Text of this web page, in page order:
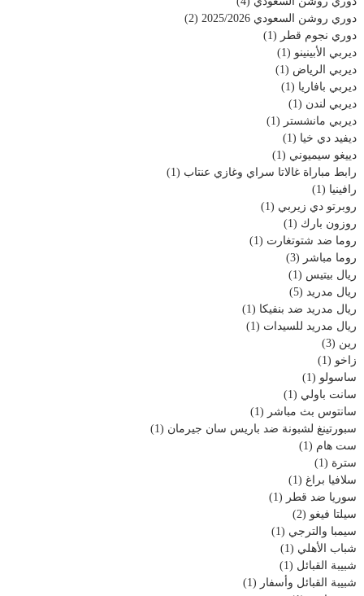
دوري روشن السعودي 2025/2026
(2)
دوري نجوم قطر (1)
ديربي الأبينينو (1)
ديربي الرياض (1)
ديربي بافاريا (1)
ديربي لندن (1)
ديربي مانشستر (1)
ديفيد دي خيا (1)
دييغو سيميوني (1)
رابط مباراة غالاتا سراي وغازي عنتاب (1)
رافينيا (1)
روبرتو دي زيربي (1)
روزون بارك (1)
روما ضد شتوتغارت (1)
روما مباشر (3)
ريال بيتيس (1)
ريال مدريد (5)
ريال مدريد ضد بنفيكا (1)
ريال مدريد للسيدات (1)
رين (3)
زاخو (1)
ساسولو (1)
سانت باولي (1)
سانتوس بث مباشر (1)
سبورتينغ لشبونة ضد باريس سان جيرمان (1)
ست هام (1)
سترة (1)
سلافيا براغ (1)
سوريا ضد قطر (1)
سيلتا فيغو (2)
سيمبا والترجي (1)
شباب الأهلي (1)
شبيبة القبائل (1)
شبيبة القبائل وأسفار (1)